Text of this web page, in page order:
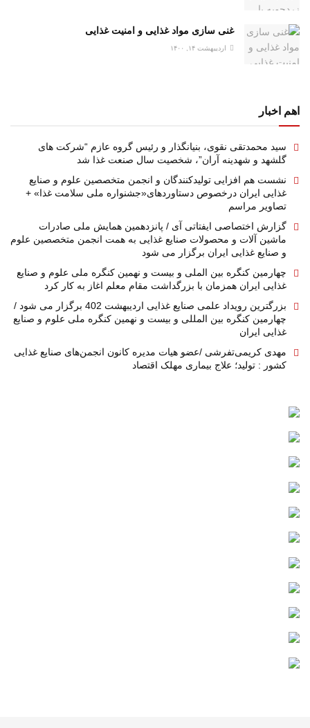
غنی سازی مواد غذایی و امنیت غذایی
اردیبهشت ۱۴, ۱۴۰۰
اهم اخبار
سید محمدتقی نقوی، بنیانگذار و رئیس گروه عازم “شرکت های
گلشهد و شهدینه آران”، شخصیت سال صنعت غذا شد
نشست هم افزایی تولیدکنندگان و انجمن متخصصین علوم و صنایع
غذایی ایران درخصوص دستاوردهای«جشنواره ملی سلامت غذا» +
تصاویر مراسم
گزارش اختصاصی ایفتاتی آی / پانزدهمین همایش ملی صادرات
ماشین آلات و محصولات صنایع غذایی به همت انجمن متخصصین علوم
و صنایع غذایی ایران برگزار می شود
چهارمین کنگره بین الملی و بیست و نهمین کنگره ملی علوم و صنایع
غذایی ایران همزمان با بزرگداشت مقام معلم اغاز به کار کرد
بزرگترین رویداد علمی صنایع غذایی اردیبهشت 402 برگزار می شود /
چهارمین کنگره بین المللی و بیست و نهمین کنگره ملی علوم و صنایع
غذایی ایران
مهدی کریمی‌تفرشی /عضو هیات مدیره کانون انجمن‌های صنایع غذایی
کشور : تولید؛ علاج بیماری مهلک اقتصاد